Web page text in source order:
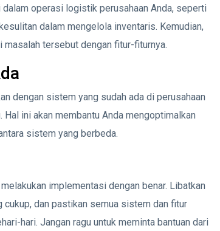
operasi logistik perusahaan Anda, seperti
dalam mengelola inventaris. Kemudian,
tersebut dengan fitur-fiturnya.
dengan sistem yang sudah ada di perusahaan
ini akan membantu Anda mengoptimalkan
sistem yang berbeda.
implementasi dengan benar. Libatkan
dan pastikan semua sistem dan fitur
hari. Jangan ragu untuk meminta bantuan dari